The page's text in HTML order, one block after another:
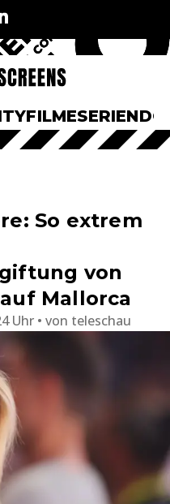
FILMESERIEN
So extrem
von
Mallorca
Uhr von teleschau